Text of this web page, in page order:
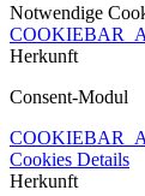
Notwendige
Herkunft
Consent-Modul
Cookies Details
Herkunft